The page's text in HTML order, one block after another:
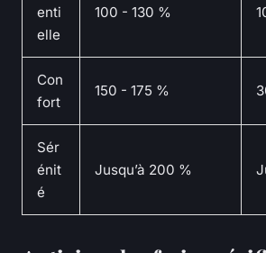
enti
elle
100 - 130 %
Con
fort
150 - 175 %
Sér
énit
é
Jusqu’à 200 %